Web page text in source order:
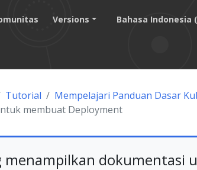
Versions Bahasa Indonesia
Tutorial Mempelajari Panduan Dasar
membuat Deployment
menampilkan dokumentasi